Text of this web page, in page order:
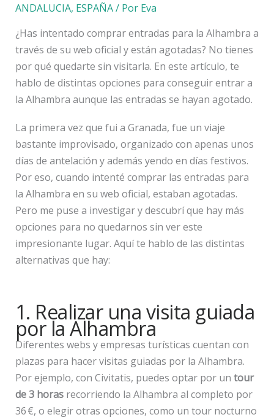
ANDALUCIA, ESPAÑA/ Por Eva
¿Has intentado comprar entradas para la Alhambra a
través de su web oficial y están agotadas? No tienes
por qué quedarte sin visitarla. En este artículo, te
hablo de distintas opciones para conseguir entrar a
la Alhambra aunque las entradas se hayan agotado.
La primera vez que fui a Granada, fue un viaje
bastante improvisado, organizado con apenas unos
días de antelación y además yendo en días festivos.
Por eso, cuando intenté comprar las entradas para
la Alhambra en su web oficial, estaban agotadas.
Pero me puse a investigar y descubrí que hay más
opciones para no quedarnos sin ver este
impresionante lugar. Aquí te hablo de las distintas
alternativas que hay:
1. Realizar una visita guiada
por la Alhambra
Diferentes webs y empresas turísticas cuentan con
plazas para hacer visitas guiadas por la Alhambra.
Por ejemplo, con Civitatis, puedes optar por un tour
de 3 horas recorriendo la Alhambra al completo por
36 €, o elegir otras opciones, como un tour nocturno